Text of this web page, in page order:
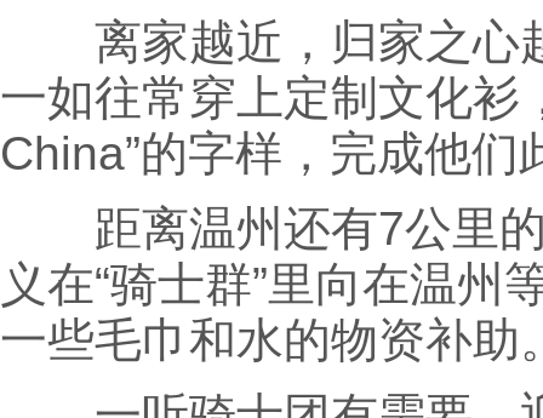
离家越近，归家之心
一如往常穿上定制文化
China”的字样，完成他
距离温州还有7公里的
义在“骑士群”里向在温
一些毛巾和水的物资补助